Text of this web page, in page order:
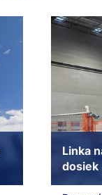
Linka
dosiek